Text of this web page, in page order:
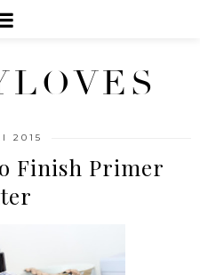
2015
Finish Primer